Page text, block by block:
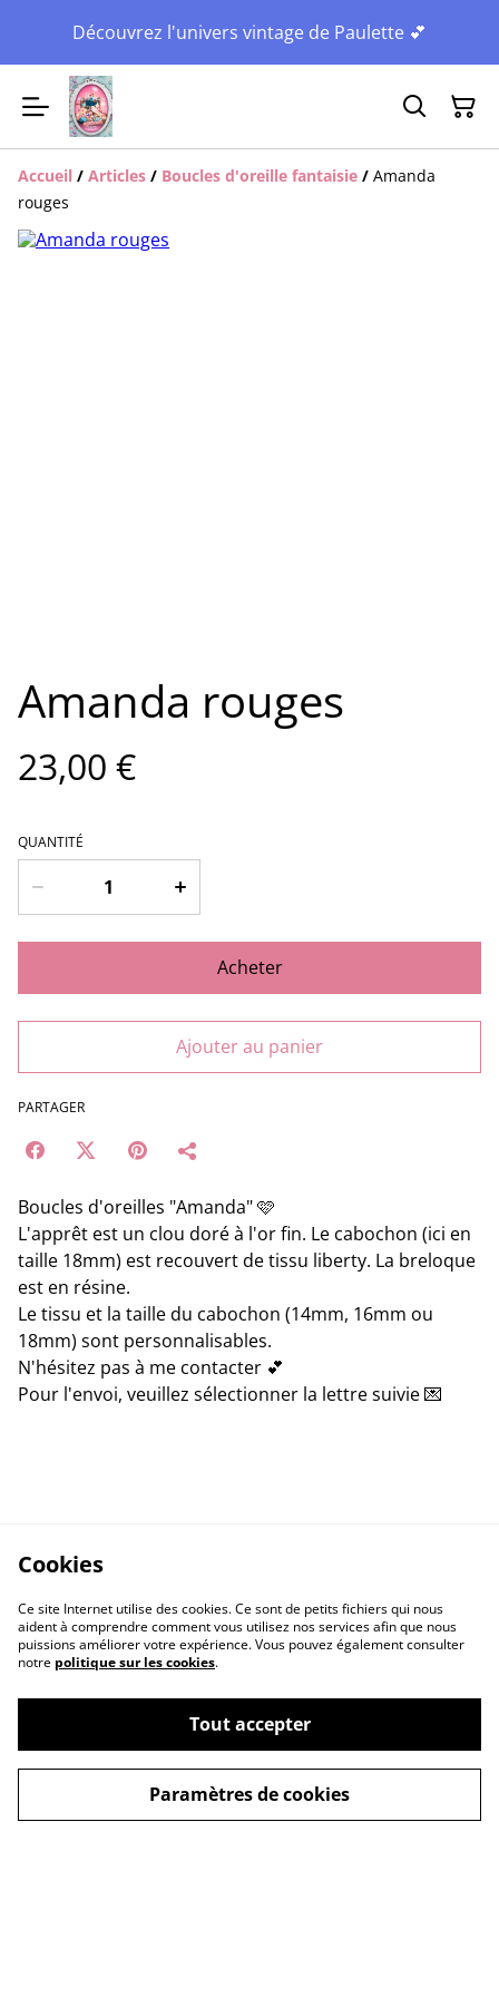
Découvrez l'univers vintage de Paulette 💕
Accueil / Articles / Boucles d'oreille fantaisie / Amanda
rouges
Amanda rouges
23,00 €
QUANTITÉ
Acheter
Ajouter au panier
PARTAGER
Boucles d'oreilles "Amanda" 🩷
L'apprêt est un clou doré à l'or fin. Le cabochon (ici en
taille 18mm) est recouvert de tissu liberty. La breloque
est en résine.
Le tissu et la taille du cabochon (14mm, 16mm ou
18mm) sont personnalisables.
N'hésitez pas à me contacter 💕
Pour l'envoi, veuillez sélectionner la lettre suivie 💌
Contact Us
Legal Terms
Privacy Policy
Cookie Policy
Cookies
Ce site Internet utilise des cookies. Ce sont de petits fichiers qui nous
aident à comprendre comment vous utilisez nos services afin que nous
puissions améliorer votre expérience. Vous pouvez également consulter
notre politique sur les cookies.
Tout accepter
Paramètres de cookies